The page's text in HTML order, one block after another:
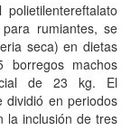
rumiantes, se
seca) en dietas
borregos machos
de 23 kg. El
en periodos
la inclusión de tres